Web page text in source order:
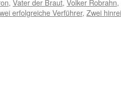
, Vater der Braut, Volker Robrahn,
erfolgreiche Verführer, Zwei